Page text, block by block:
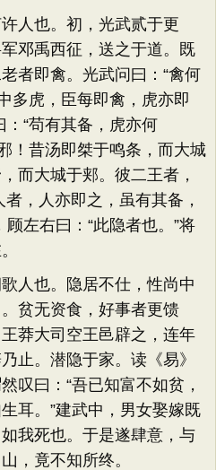
也。初，光武贰于更
邓禹西征，送之于道。既
者即禽。光武问曰：“禽何
多虎，臣每即禽，虎亦即
：“苟有其备，虎亦何
！昔汤即桀于鸣条，而大城
而大城于郏。彼二王者，
，人亦即之，虽有其备，
左右曰：“此隐者也。”将
也。隐居不仕，性尚中
贫无资食，好事者更馈
莽大司空王邑辟之，连年
止。潜隐于家。读《易》
叹曰：“吾已知富不如贫，
耳。”建武中，男女娶嫁既
我死也。于是遂肆意，与
，竟不知所终。